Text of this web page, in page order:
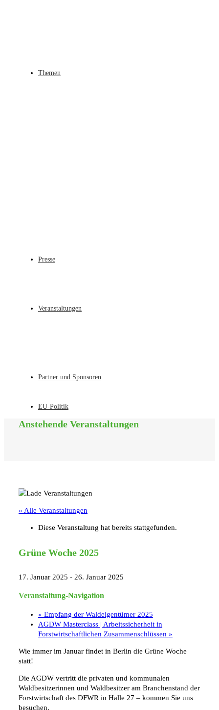
Themen
Presse
Veranstaltungen
Partner und Sponsoren
EU-Politik
Anstehende Veranstaltungen
« Alle Veranstaltungen
Diese Veranstaltung hat bereits stattgefunden.
Grüne Woche 2025
17. Januar 2025 - 26. Januar 2025
Veranstaltung-Navigation
« Empfang der Waldeigentümer 2025
AGDW Masterclass | Arbeitssicherheit in
Forstwirtschaftlichen Zusammenschlüssen »
Wie immer im Januar findet in Berlin die Grüne Woche
statt!
Die AGDW vertritt die privaten und kommunalen
Waldbesitzerinnen und Waldbesitzer am Branchenstand der
Forstwirtschaft des DFWR in Halle 27 – kommen Sie uns
besuchen.